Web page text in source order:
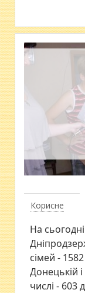
Корисне
На
сімей -
Донецькій
числі - 603